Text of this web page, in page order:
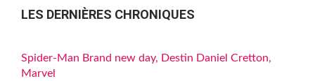
LES DERNIÈRES CHRONIQUES
Spider-Man Brand new day, Destin Daniel Cretton,
Marvel